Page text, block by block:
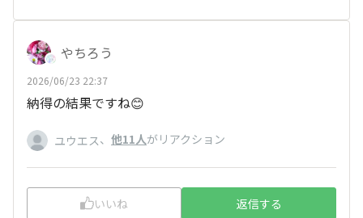
やちろう
2026/06/23 22:37
納得の結果ですね😊
ユウエス、 他11人がリアクション
いいね 返信する